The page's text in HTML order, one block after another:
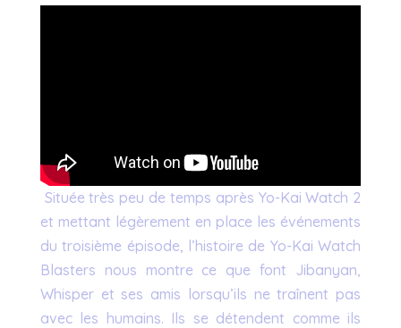
Située très peu de temps après Yo-Kai Watch 2
et mettant légèrement en place les événements
du troisième épisode, l’histoire de Yo-Kai Watch
Blasters nous montre ce que font Jibanyan,
Whisper et ses amis lorsqu’ils ne traînent pas
avec les humains. Ils se détendent comme ils